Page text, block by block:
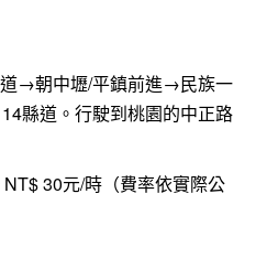
→朝中壢/平鎮前進→民族一
縣道。行駛到桃園的中正路
30元/時（費率依實際公